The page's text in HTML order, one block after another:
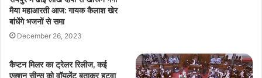
मैया महाआरती आज: गायक कैलाश खेर
बांधेंगे भजनों से समा
December 26, 2023
कैप्टन मिलर का ट्रेलर रिलीज, कई
एक्शन सीन्स को वॉयलेंट बताकर हटवा